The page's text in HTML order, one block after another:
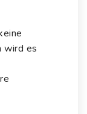
wird es